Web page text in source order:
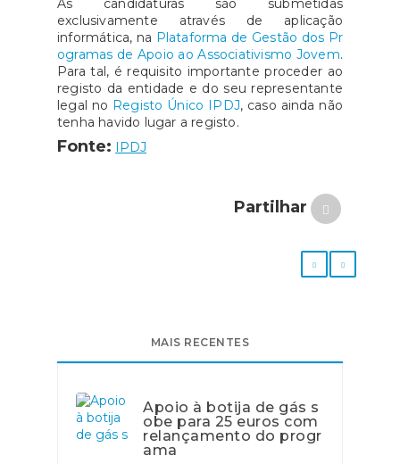
As candidaturas são submetidas
exclusivamente através de aplicação
informática, na Plataforma de Gestão dos Pr
ogramas de Apoio ao Associativismo Jovem.
Para tal, é requisito importante proceder ao
registo da entidade e do seu representante
legal no Registo Único IPDJ, caso ainda não
tenha havido lugar a registo.
Fonte: IPDJ
Partilhar
MAIS RECENTES
Apoio à botija de gás s
obe para 25 euros com
relançamento do progr
ama